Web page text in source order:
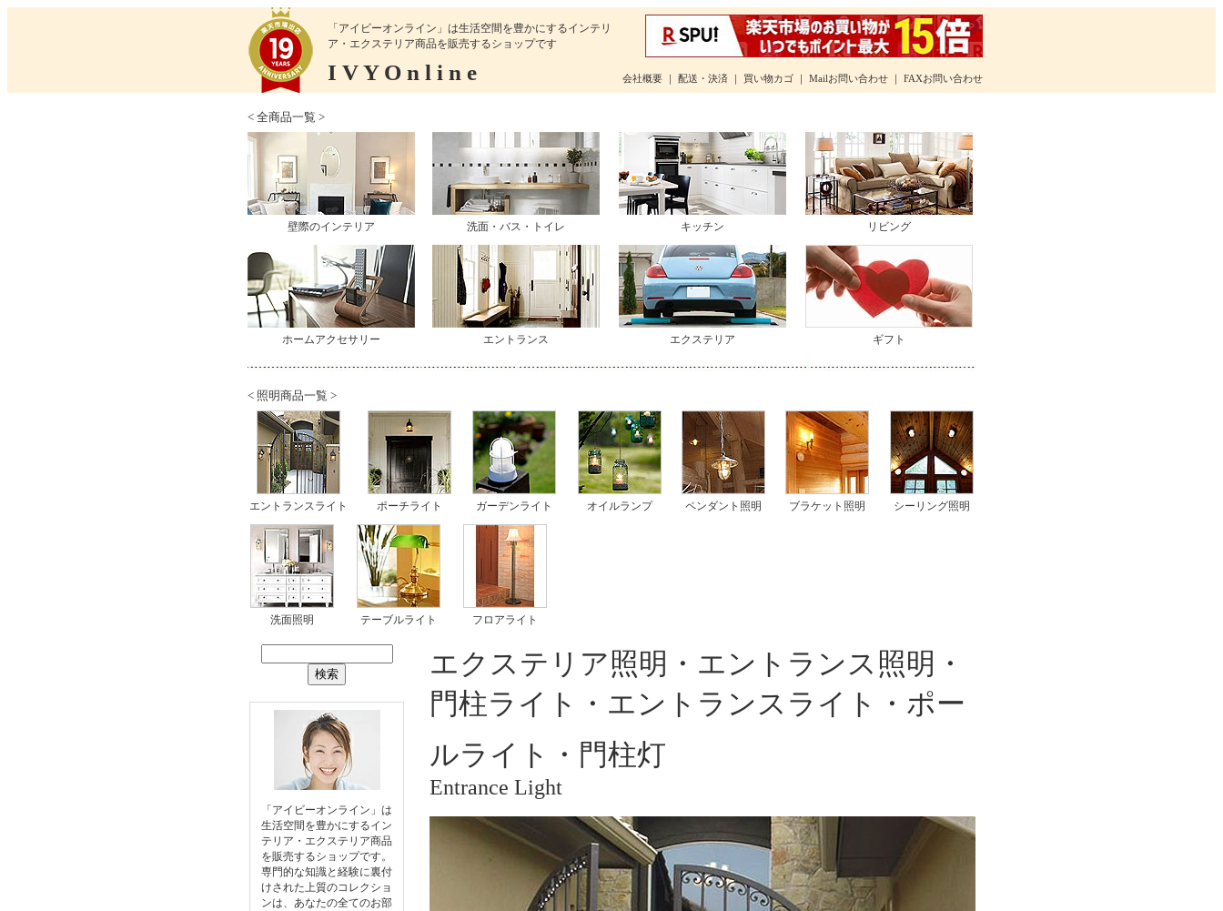
「アイビーオンライン」は生活空間を豊かにするインテリ
ア・エクステリア商品を販売するショップです
I V Y O n l i n e 会社概要｜ 配送・決済｜ 買い物カゴ｜ Mailお問い合わせ｜ FAXお問い合わせ
< 全商品一覧 >
壁際のインテリア 洗面・バス・トイレ キッチン リビング
ホームアクセサリー エントランス エクステリア ギフト
< 照明商品一覧 >
エントランスライト ポーチライト ガーデンライト オイルランプ ペンダント照明 ブラケット照明 シーリング照明
洗面照明 テーブルライト フロアライト
「アイビーオンライン」は
生活空間を豊かにするイン
テリア・エクステリア商品
を販売するショップです。
専門的な知識と経験に裏付
けされた上質のコレクショ
ンは、あなたの全てのお部
エクステリア照明・エントランス照明・
門柱ライト・エントランスライト・ポー
ルライト・門柱灯
Entrance Light